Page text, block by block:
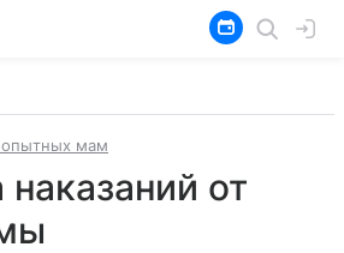
мам
от